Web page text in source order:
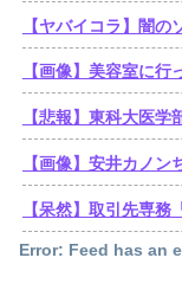
【ヤバイコラ】闇の
【画像】美容室に行
【悲報】東科大医
Error: Feed has an